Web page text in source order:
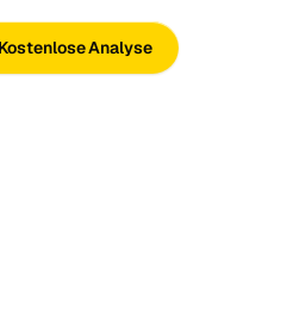
Kostenlose Analyse